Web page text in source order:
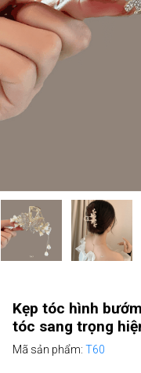
Kẹp tóc hình
tóc sang trọng
Mã sản phẩm: T60